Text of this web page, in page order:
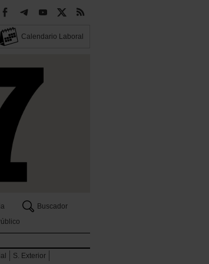
Calendario Laboral
Buscador
S. Exterior